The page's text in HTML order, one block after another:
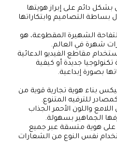
دائم على إبراز هويتها
بساطة التصاميم وابتكاراتها
الشهيرة المقطوعة، هو
شهرة في العالم.
مقاطع الفيديو الدعائية
جديدة أو كيفية
بصورة إبداعية.
بناء هوية تجارية قوية من
للترفيه المتنوع.
واللون الأحمر الجذاب
الجماهير بسهولة.
هوية متسقة عبر جميع
نفس النوع من الشعارات